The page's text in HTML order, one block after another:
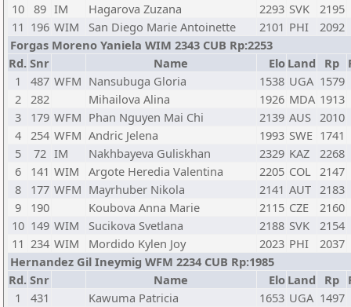
10 89 IM Hagarova Zuzana 2293 SVK
2195
11 196 WIM San Diego Marie Antoinette 2101 PHI
2092
Forgas Moreno Yaniela WIM 2343 CUB Rp:2253
Rd. Snr Name Elo Land Rp
1
487 WFM Nansubuga Gloria 1538 UGA 1579
2 282 Mihailova Alina 1926 MDA 1913
3
179 WFM Phan Nguyen Mai Chi 2139 AUS 2010
4 254 WFM Andric Jelena 1993 SWE 1741
5
72 IM Nakhbayeva Guliskhan 2329 KAZ
2268
6
141 WIM Argote Heredia Valentina 2205 COL 2147
8
177 WFM Mayrhuber Nikola 2141 AUT 2183
9
190 Koubova Anna Marie 2115 CZE
2160
10 149 WIM Sucikova Svetlana 2188 SVK
2154
11 234 WIM Mordido Kylen Joy 2023 PHI
2037
Hernandez Gil Ineymig WFM 2234 CUB Rp:1985
Rd. Snr Name Elo Land Rp
1
431 Kawuma Patricia 1653 UGA 1497